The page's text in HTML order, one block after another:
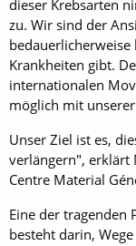
dieser Krebsarten
zu. Wir sind der
bedauerlicherweise
Krankheiten gibt.
internationalen
möglich mit
Unser Ziel ist es,
verlängern", erklärt
Centre Material
Eine der tragenden
besteht darin,